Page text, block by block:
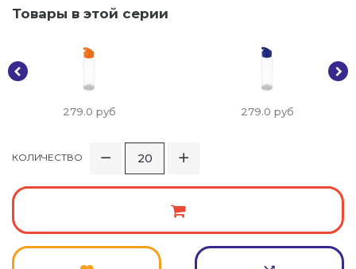
Товары в этой серии
279.0 руб 279.0 руб
КОЛИЧЕСТВО